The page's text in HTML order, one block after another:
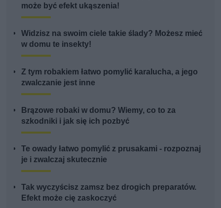
może być efekt ukąszenia!
Widzisz na swoim ciele takie ślady? Możesz mieć
w domu te insekty!
Z tym robakiem łatwo pomylić karalucha, a jego
zwalczanie jest inne
Brązowe robaki w domu? Wiemy, co to za
szkodniki i jak się ich pozbyć
Te owady łatwo pomylić z prusakami - rozpoznaj
je i zwalczaj skutecznie
Tak wyczyścisz zamsz bez drogich preparatów.
Efekt może cię zaskoczyć